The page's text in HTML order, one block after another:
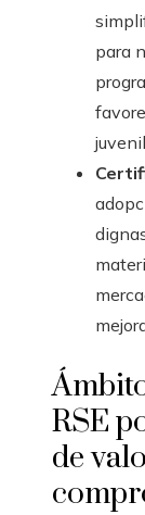
para
RSE
de